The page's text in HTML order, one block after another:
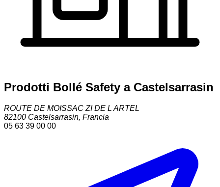
Prodotti Bollé Safety a Castelsarrasin
ROUTE DE MOISSAC ZI DE L ARTEL
82100 Castelsarrasin, Francia
05 63 39 00 00